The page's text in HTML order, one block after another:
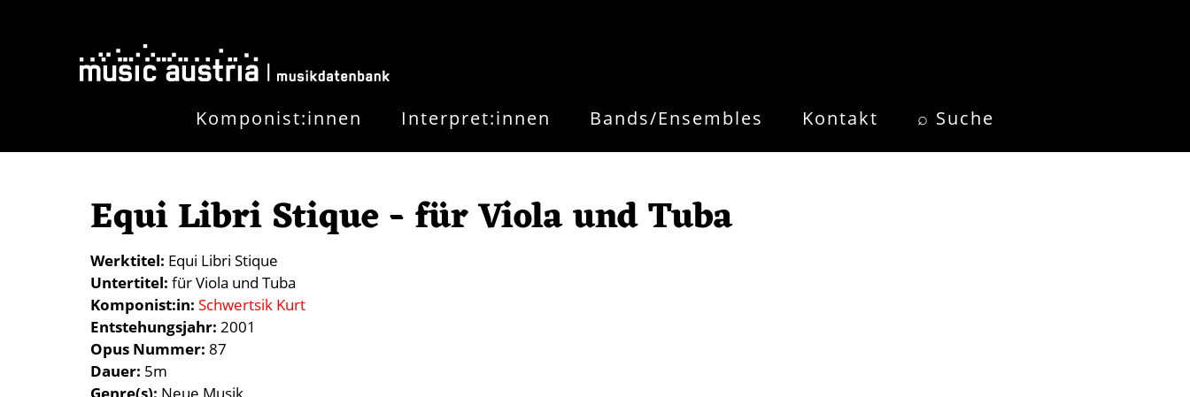
Komponist:innen Interpret:innen Bands/Ensembles Kontakt ⌕ Suche
Equi Libri Stique - für Viola und Tuba
Werktitel Equi Libri Stique
Untertitel für Viola und Tuba
Komponist:in Schwertsik Kurt
Entstehungsjahr 2001
Opus Nummer 87
Dauer 5m